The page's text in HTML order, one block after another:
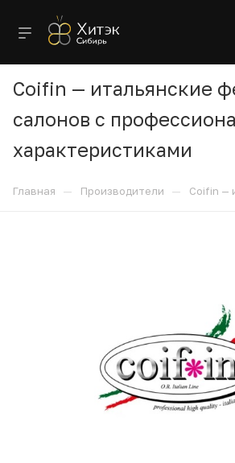
Coifin — итальянские
салонов с
характеристиками
Главная — Производители — Coifin —